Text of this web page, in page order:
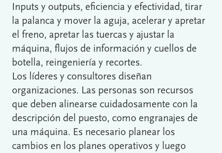
Inputs y outputs, eficiencia y efectividad, tirar
la palanca y mover la aguja, acelerar y apretar
el freno, apretar las tuercas y ajustar la
máquina, flujos de información y cuellos de
botella, reingeniería y recortes.
Los líderes y consultores diseñan
organizaciones. Las personas son recursos
que deben alinearse cuidadosamente con la
descripción del puesto, como engranajes de
una máquina. Es necesario planear los
cambios en los planes operativos y luego